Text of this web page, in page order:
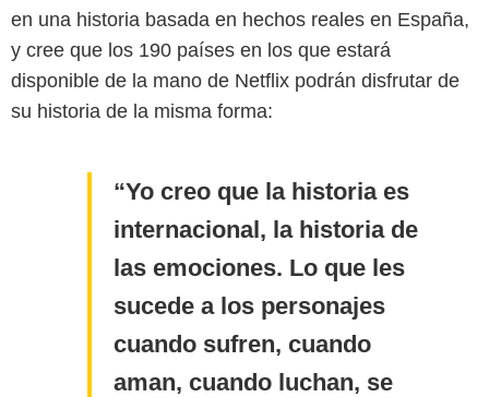
en una historia basada en hechos reales en España,
y cree que los 190 países en los que estará
disponible de la mano de Netflix podrán disfrutar de
su historia de la misma forma:
Yo creo que la historia es
internacional, la historia de
las emociones. Lo que les
sucede a los personajes
cuando sufren, cuando
aman, cuando luchan, se